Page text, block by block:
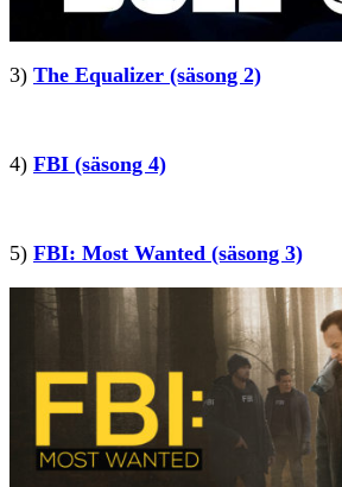
3) The Equalizer (säsong 2)
4) FBI (säsong 4)
5) FBI: Most Wanted (säsong 3)